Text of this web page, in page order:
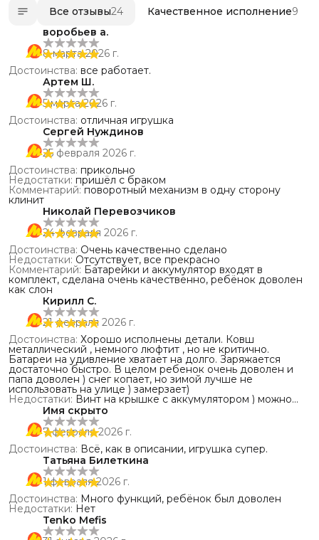
Все отзывы24 Качественное исполнение9
воробьев а.
8 марта 2026 г.
Достоинства: все работает.
Артем Ш.
5 марта 2026 г.
Достоинства: отличная игрушка
Сергей Нуждинов
25 февраля 2026 г.
Достоинства: прикольно
Недостатки: пришёл с браком
Комментарий: поворотный механизм в одну сторону
клинит
Николай Перевозчиков
24 февраля 2026 г.
Достоинства: Очень качественно сделано
Недостатки: Отсутствует, все прекрасно
Комментарий: Батарейки и аккумулятор входят в
комплект, сделана очень качественно, ребёнок доволен
как слон
Кирилл С.
21 февраля 2026 г.
Достоинства: Хорошо исполнены детали. Ковш
металлический , немного люфтит , но не критично.
Батареи на удивление хватает на долго. Заряжается
достаточно быстро. В целом ребенок очень доволен и
папа доволен ) снег копает, но зимой лучше не
использовать на улице ) замерзает)
Недостатки: Винт на крышке с аккумулятором ) можно
конечно его убрать и оставить только защелку.
Комментарий: Отличный экскаватор. Заказал подобных
еще бульдозеров два , самосвал карьерный )
Имя скрыто
7 февраля 2026 г.
Достоинства: Всё, как в описании, игрушка супер.
Татьяна Билеткина
1 февраля 2026 г.
Достоинства: Много функций, ребёнок был доволен
Недостатки: Нет
Tenko Mefis